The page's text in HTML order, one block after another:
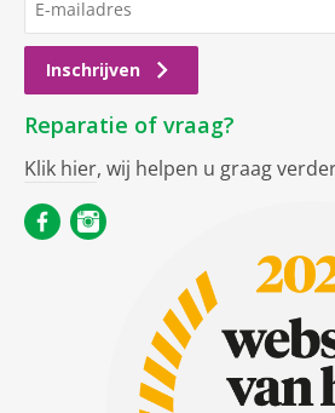
Inschrijven
Reparatie of vraag?
Klik hier, wij helpen u graag